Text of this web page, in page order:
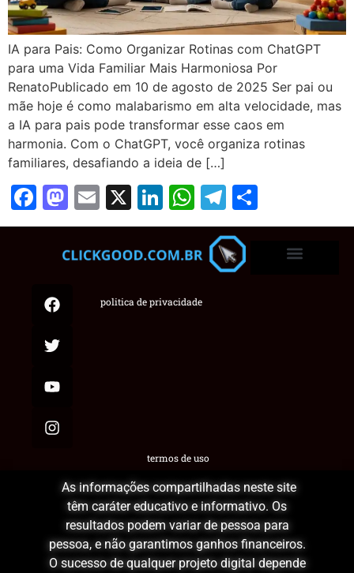
IA para Pais: Como Organizar Rotinas com ChatGPT
para uma Vida Familiar Mais Harmoniosa Por
RenatoPublicado em 10 de agosto de 2025 Ser pai ou
mãe hoje é como malabarismo em alta velocidade, mas
a IA para pais pode transformar esse caos em
harmonia. Com o ChatGPT, você organiza rotinas
familiares, desafiando a ideia de […]
Facebook
Mastodon
Email
X LinkedIn
WhatsApp
Telegram
termos de uso
politica de privacidade
As informações compartilhadas neste site
têm caráter educativo e informativo. Os
resultados podem variar de pessoa para
pessoa, e não garantimos ganhos financeiros.
O sucesso de qualquer projeto digital depende